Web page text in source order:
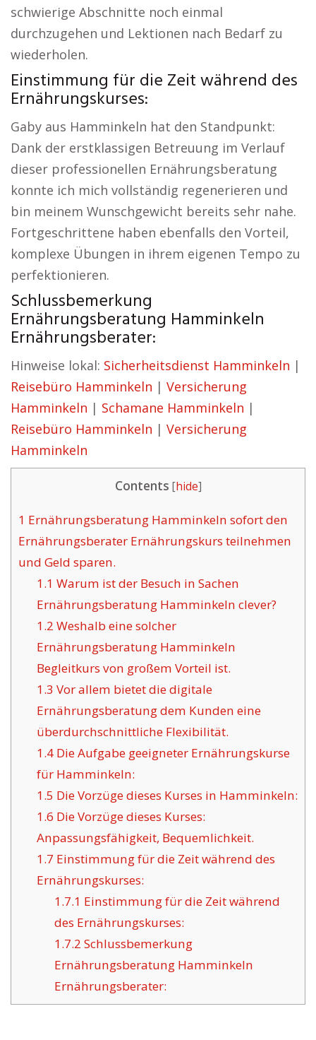
schwierige Abschnitte noch einmal
durchzugehen und Lektionen nach Bedarf zu
wiederholen.
Einstimmung für die Zeit während des
Ernährungskurses:
Gaby aus Hamminkeln hat den Standpunkt:
Dank der erstklassigen Betreuung im Verlauf
dieser professionellen Ernährungsberatung
konnte ich mich vollständig regenerieren und
bin meinem Wunschgewicht bereits sehr nahe.
Fortgeschrittene haben ebenfalls den Vorteil,
komplexe Übungen in ihrem eigenen Tempo zu
perfektionieren.
Schlussbemerkung
Ernährungsberatung Hamminkeln
Ernährungsberater:
Hinweise lokal: Sicherheitsdienst Hamminkeln |
Reisebüro Hamminkeln | Versicherung
Hamminkeln | Schamane Hamminkeln |
Reisebüro Hamminkeln | Versicherung
Hamminkeln
Contents [hide]
1 Ernährungsberatung Hamminkeln sofort den
Ernährungsberater Ernährungskurs teilnehmen
und Geld sparen.
1.1 Warum ist der Besuch in Sachen
Ernährungsberatung Hamminkeln clever?
1.2 Weshalb eine solcher
Ernährungsberatung Hamminkeln
Begleitkurs von großem Vorteil ist.
1.3 Vor allem bietet die digitale
Ernährungsberatung dem Kunden eine
überdurchschnittliche Flexibilität.
1.4Die Aufgabe geeigneter Ernährungskurse
für Hamminkeln:
1.5 Die Vorzüge dieses Kurses in Hamminkeln:
1.6 Die Vorzüge dieses Kurses:
Anpassungsfähigkeit, Bequemlichkeit.
1.7 Einstimmung für die Zeit während des
Ernährungskurses:
1.7.1 Einstimmung für die Zeit während
des Ernährungskurses:
1.7.2 Schlussbemerkung
Ernährungsberatung Hamminkeln
Ernährungsberater: